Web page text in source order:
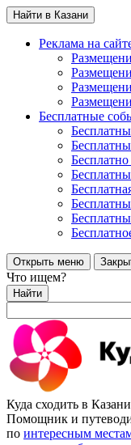
Найти в Казани
Реклама на
Бесплатные
Открыть меню
Что ищем?
Найти
Куда сходить в
Помощник и
по интересным